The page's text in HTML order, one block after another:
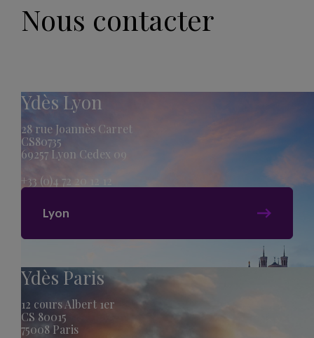
Nous contacter
Ydès Lyon
28 rue Joannès Carret
CS80735
69257 Lyon Cedex 09
+33 (0)4 72 20 12 12
Lyon
Ydès Paris
12 cours Albert 1er
CS 80015
75008 Paris